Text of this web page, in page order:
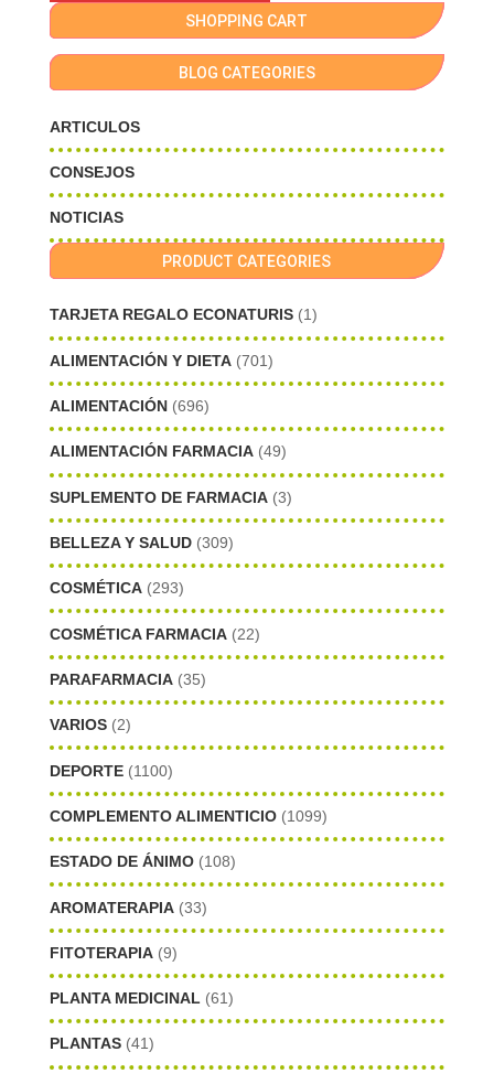
SHOPPING CART
BLOG CATEGORIES
ARTICULOS
CONSEJOS
NOTICIAS
PRODUCT CATEGORIES
TARJETA REGALO ECONATURIS (1)
ALIMENTACIÓN Y DIETA (701)
ALIMENTACIÓN (696)
ALIMENTACIÓN FARMACIA (49)
SUPLEMENTO DE FARMACIA (3)
BELLEZA Y SALUD (309)
COSMÉTICA (293)
COSMÉTICA FARMACIA (22)
PARAFARMACIA (35)
VARIOS (2)
DEPORTE (1100)
COMPLEMENTO ALIMENTICIO (1099)
ESTADO DE ÁNIMO (108)
AROMATERAPIA (33)
FITOTERAPIA (9)
PLANTA MEDICINAL (61)
PLANTAS (41)